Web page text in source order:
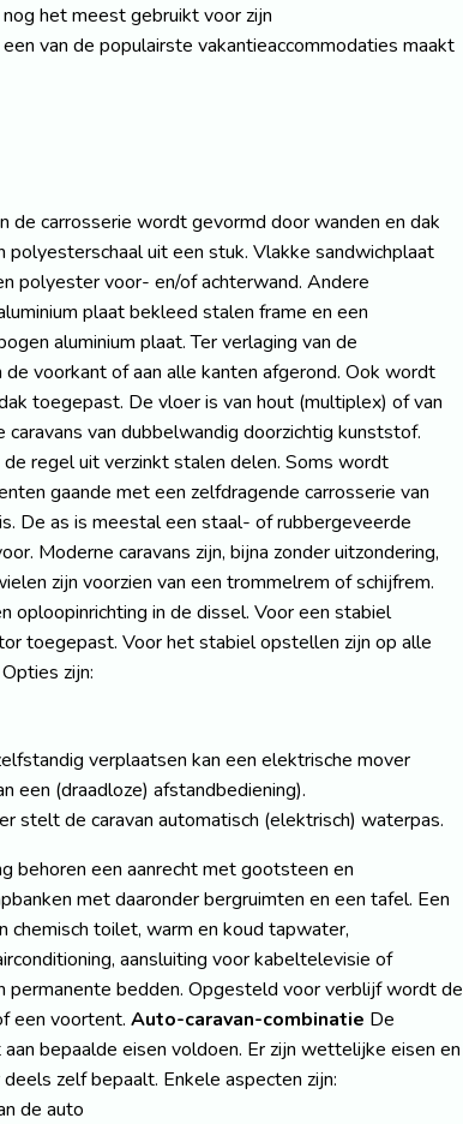
het meest gebruikt voor zijn
van de populairste vakantieaccommodaties maakt
de carrosserie wordt gevormd door wanden en dak
polyesterschaal uit een stuk. Vlakke sandwichplaat
polyester voor- en/of achterwand. Andere
plaat bekleed stalen frame en een
aluminium plaat. Ter verlaging van de
voorkant of aan alle kanten afgerond. Ook wordt
toegepast. De vloer is van hout (multiplex) of van
van dubbelwandig doorzichtig kunststof.
regel uit verzinkt stalen delen. Soms wordt
gaande met een zelfdragende carrosserie van
De as is meestal een staal- of rubbergeveerde
Moderne caravans zijn, bijna zonder uitzondering,
zijn voorzien van een trommelrem of schijfrem.
oploopinrichting in de dissel. Voor een stabiel
toegepast. Voor het stabiel opstellen zijn op alle
zijn:
verplaatsen kan een elektrische mover
een (draadloze) afstandbediening).
stelt de caravan automatisch (elektrisch) waterpas.
behoren een aanrecht met gootsteen en
met daaronder bergruimten en een tafel. Een
chemisch toilet, warm en koud tapwater,
aansluiting voor kabeltelevisie of
bedden. Opgesteld voor verblijf wordt de
een voortent. Auto-caravan-combinatie De
bepaalde eisen voldoen. Er zijn wettelijke eisen en
zelf bepaalt. Enkele aspecten zijn:
de auto